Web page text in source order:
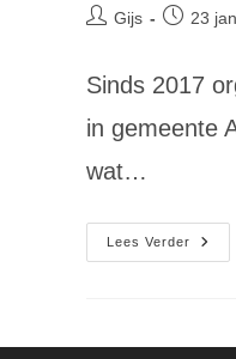
Bericht
Gijs
Bericht
23
Sinds 2017
in gemeente
wat…
Lees Verder
Word